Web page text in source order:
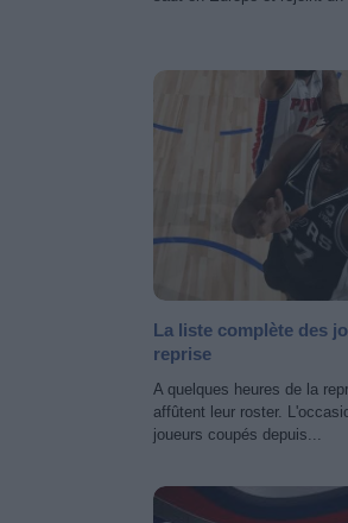
La liste complète des
reprise
A quelques heures de la
affûtent leur roster.
joueurs coupés depuis...